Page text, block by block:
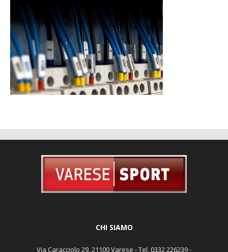
CHI SIAMO
Via Caracciolo 29, 21100 Varese - Tel. 0332 226239 -